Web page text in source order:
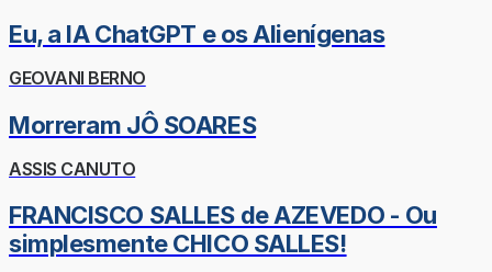
Eu, a IA ChatGPT e os Alienígenas
GEOVANI BERNO
Morreram JÔ SOARES
ASSIS CANUTO
FRANCISCO SALLES de AZEVEDO - Ou
simplesmente CHICO SALLES!